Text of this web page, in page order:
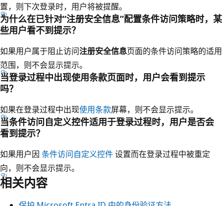
置，则下次登录时，用户将被提醒。
为什么在已针对“注册安全信息”配置条件访问策略时，某
些用户看不到提示？
如果用户属于阻止访问注册安全信息页面的条件访问策略的适用
范围，则不会显示提示。
当登录过程中出现使用条款页面时，用户会看到提示
吗？
如果在登录过程中出现使用条款屏幕，则不会显示提示。
当条件访问自定义控件适用于登录过程时，用户是否会
看到提示？
如果用户因 条件访问自定义控件设置而在登录过程中被重定
向，则不会显示提示。
相关内容